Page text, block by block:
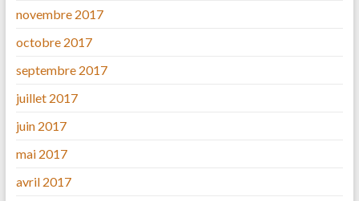
novembre 2017
octobre 2017
septembre 2017
juillet 2017
juin 2017
mai 2017
avril 2017